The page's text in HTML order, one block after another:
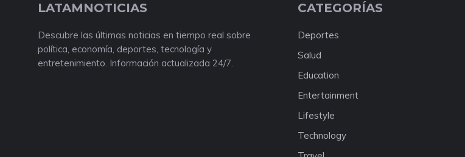
LATAMNOTICIAS
Descubre las últimas noticias en tiempo real sobre
política, economía, deportes, tecnología y
entretenimiento. Información actualizada 24/7.
CATEGORÍAS
Deportes
Salud
Education
Entertainment
Lifestyle
Technology